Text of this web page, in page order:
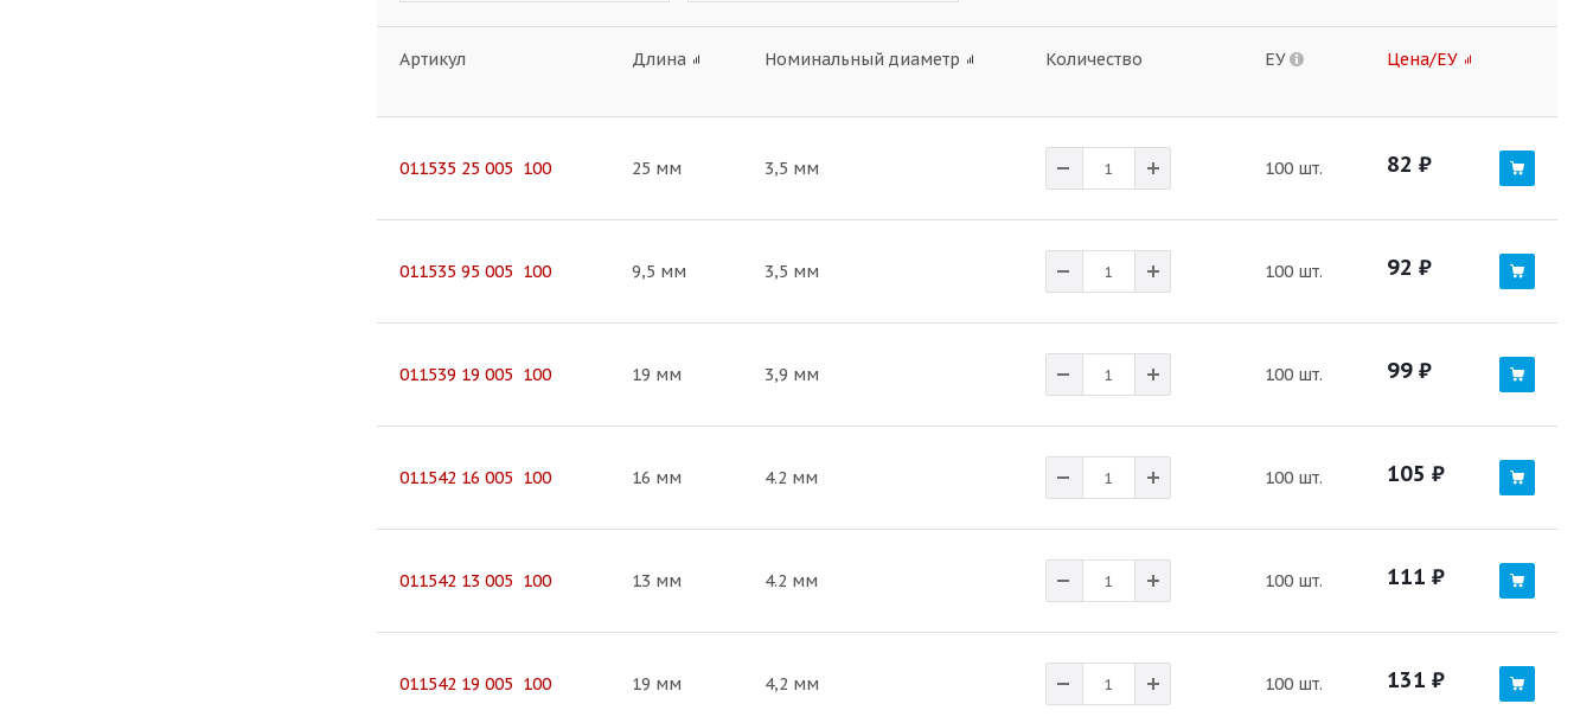
Артикул Длина Номинальный диаметр Количество ЕУ Цена/ЕУ
011535 25 005 100 25 мм 3,5 мм 100 шт. 82 ₽
011535 95 005 100 9,5 мм 3,5 мм 100 шт. 92 ₽
011539 19 005 100 19 мм 3,9 мм 100 шт. 99 ₽
011542 16 005 100 16 мм 4.2 мм 100 шт. 105 ₽
011542 13 005 100 13 мм 4.2 мм 100 шт. 111 ₽
011542 19 005 100 19 мм 4,2 мм 100 шт. 131 ₽